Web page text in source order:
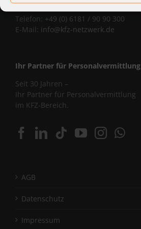
Telefon: +49 (0) 6181 / 90 90 300
E-Mail: info@kfz-netzwerk.de
Ihr Partner für Personalvermittlung
Seit 30 Jahren –
Ihr Partner für Personalvermittlung
im KFZ-Bereich.
AGB
Datenschutz
Impressum